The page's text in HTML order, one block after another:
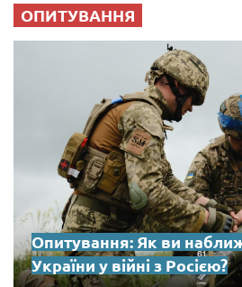
ОПИТУВАННЯ
Опитування: Як ви
України у війні з Росією?